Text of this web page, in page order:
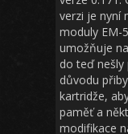
verzi je nyní
moduly EM-
umožňuje
do teď
důvodu
kartridže,
paměť a
modifikace